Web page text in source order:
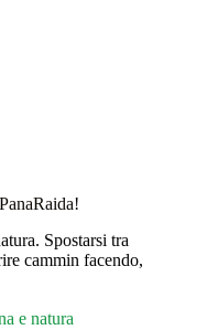
Spostarsi tra
cammin facendo,
e natura